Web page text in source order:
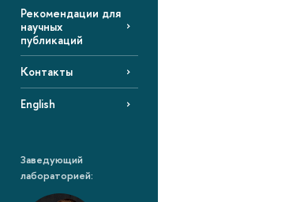
Рекомендации для
научных
публикаций
Контакты
English
Заведующий
лабораторией: